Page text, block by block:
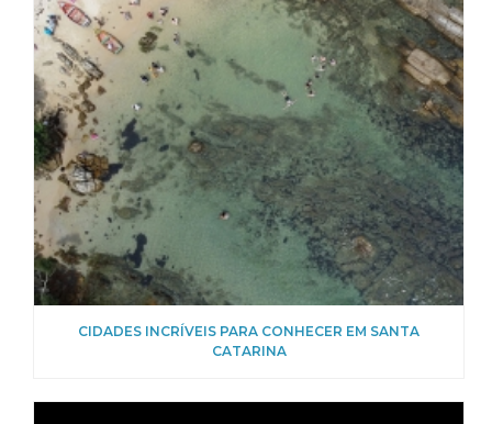
CIDADES INCRÍVEIS PARA CONHECER EM SANTA
CATARINA